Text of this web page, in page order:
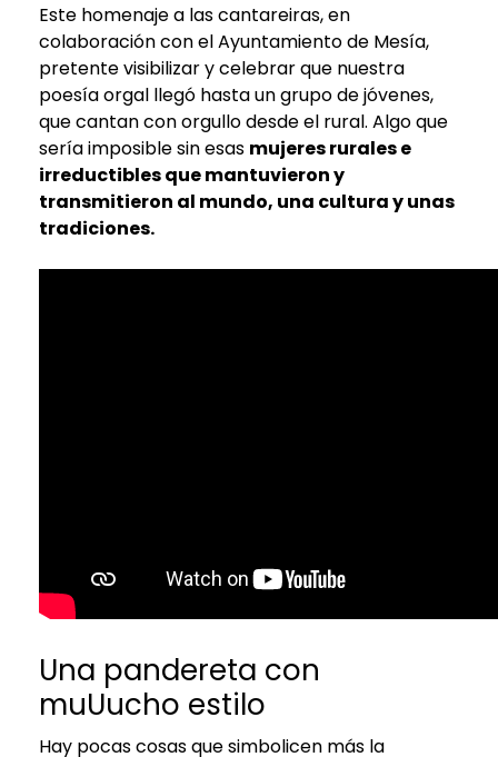
Este homenaje a las cantareiras, en
colaboración con el Ayuntamiento de Mesía,
pretente visibilizar y celebrar que nuestra
poesía orgal llegó hasta un grupo de jóvenes,
que cantan con orgullo desde el rural. Algo que
sería imposible sin esas mujeres rurales e
irreductibles que mantuvieron y
transmitieron al mundo, una cultura y unas
tradiciones.
Una pandereta con
muUucho estilo
Hay pocas cosas que simbolicen más la